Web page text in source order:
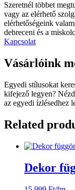
Szeretnél többet
vagy az elérhető
elérhetőségeink
debreceni és a
Kapcsolat
Vásárlóink
Egyedi stílusokat
kifejező legyen?
az egyedi ízlésedhez
Related
Dekor